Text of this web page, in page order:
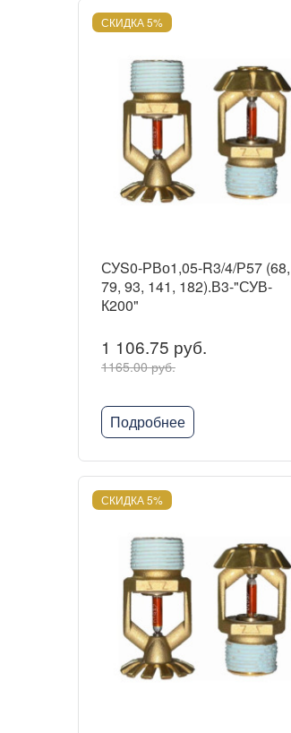
СКИДКА 5%
СУS0-РВо1,05-R3/4/Р57 (68,
79, 93, 141, 182).В3-"СУВ-
К200"
1 106.75 руб.
1165.00 руб.
Подробнее
СКИДКА 5%